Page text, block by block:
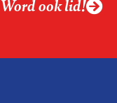
Word ook lid!